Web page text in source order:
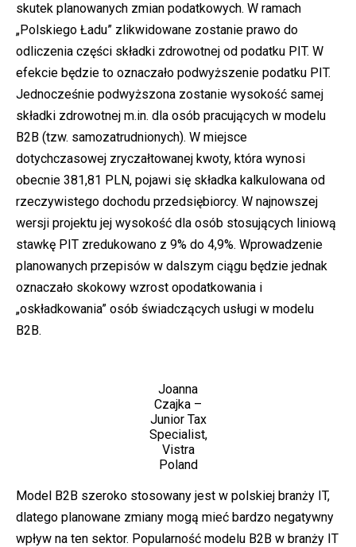
skutek planowanych zmian podatkowych. W ramach
„Polskiego Ładu” zlikwidowane zostanie prawo do
odliczenia części składki zdrowotnej od podatku PIT. W
efekcie będzie to oznaczało podwyższenie podatku PIT.
Jednocześnie podwyższona zostanie wysokość samej
składki zdrowotnej m.in. dla osób pracujących w modelu
B2B (tzw. samozatrudnionych). W miejsce
dotychczasowej zryczałtowanej kwoty, która wynosi
obecnie 381,81 PLN, pojawi się składka kalkulowana od
rzeczywistego dochodu przedsiębiorcy. W najnowszej
wersji projektu jej wysokość dla osób stosujących liniową
stawkę PIT zredukowano z 9% do 4,9%. Wprowadzenie
planowanych przepisów w dalszym ciągu będzie jednak
oznaczało skokowy wzrost opodatkowania i
„oskładkowania” osób świadczących usługi w modelu
B2B.
Joanna
Czajka –
Junior Tax
Specialist,
Vistra
Poland
Model B2B szeroko stosowany jest w polskiej branży IT,
dlatego planowane zmiany mogą mieć bardzo negatywny
wpływ na ten sektor. Popularność modelu B2B w branży IT